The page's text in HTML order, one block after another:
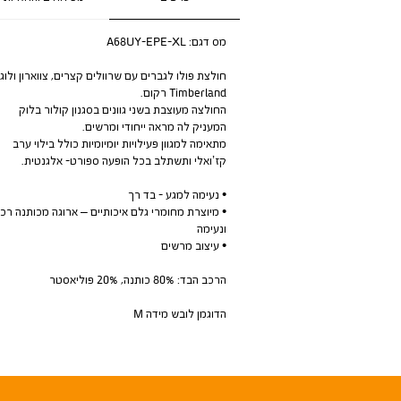
מס דגם:A68UY-EPE-XL
חולצת פולו לגברים עם שרוולים קצרים, צווארון
Timberland רקום.
החולצה מעוצבת בשני גוונים בסגנון קולור בלוק
המעניק לה מראה ייחודי ומרשים.
מתאימה למגוון פעילויות יומיומיות כולל בילוי ערב
קז’ואלי ותשתלב בכל הופעה ספורט- אלגנטית.
• נעימה למגע - בד רך
• מיוצרת מחומרי גלם איכותיים – ארוגה מכותנה
ונעימה
• עיצוב מרשים
הרכב הבד: 80% כותנה, 20% פוליאסטר
הדוגמן לובש מידה M